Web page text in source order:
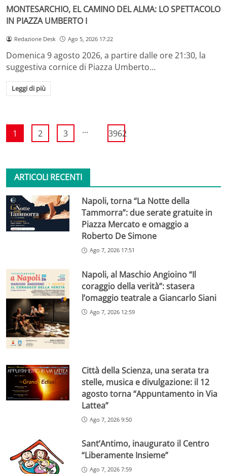
MONTESARCHIO, EL CAMINO DEL ALMA: LO SPETTACOLO
IN PIAZZA UMBERTO I
Redazione Desk Ago 5, 2026 17:22
Domenica 9 agosto 2026, a partire dalle ore 21:30, la
suggestiva cornice di Piazza Umberto…
Leggi di più
1 2 3 ... 3962
ARTICOLI RECENTI
Napoli, torna “La Notte della
Tammorra”: due serate gratuite in
Piazza Mercato e omaggio a
Roberto De Simone
Ago 7, 2026 17:51
Napoli, al Maschio Angioino “Il
coraggio della verità”: stasera
l’omaggio teatrale a Giancarlo Siani
Ago 7, 2026 12:59
Città della Scienza, una serata tra
stelle, musica e divulgazione: il 12
agosto torna “Appuntamento in Via
Lattea”
Ago 7, 2026 9:50
Sant’Antimo, inaugurato il Centro
“Liberamente Insieme”
Ago 7, 2026 7:59